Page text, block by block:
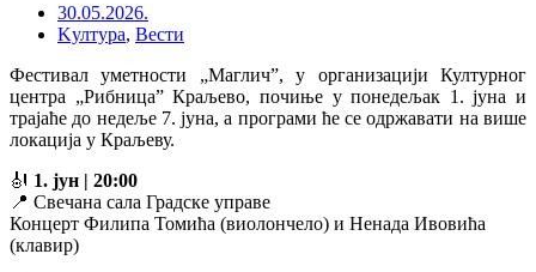
30.05.2026.
Kултура, Вести
Фестивал уметности „Маглич”, у организацији Културног
центра „Рибница” Краљево, почиње у понедељак 1. јуна и
трајаће до недеље 7. јуна, а програми ће се одржавати на више
локација у Краљеву.
🎻 1. јун | 20:00
📍 Свечана сала Градске управе
Концерт Филипа Томића (виолончело) и Ненада Ивовића
(клавир)